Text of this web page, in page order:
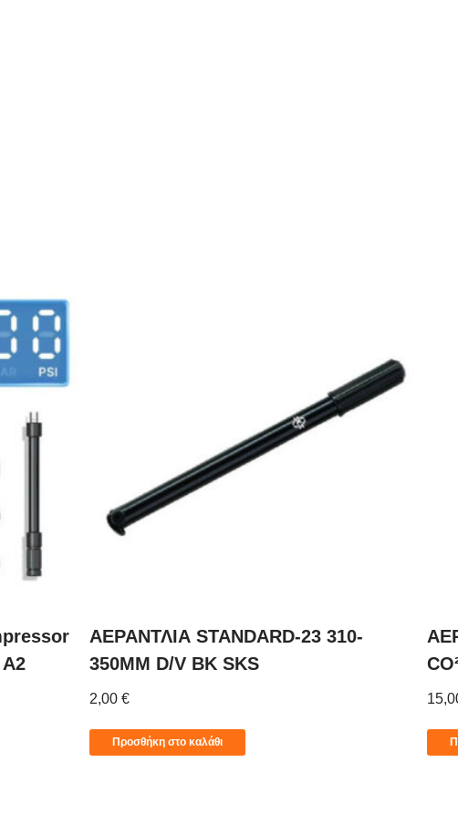
ΑΕΡΑΝΤΛΙΑ STANDARD-23 310-
350MM D/V BK SKS
2,00 €
Προσθήκη στο καλάθι